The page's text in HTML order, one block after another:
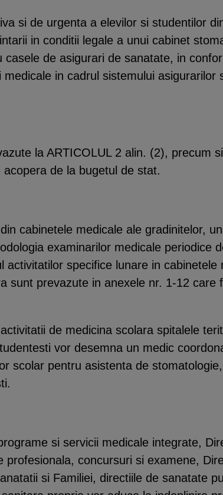
si de urgenta a elevilor si studentilor
in conditii legale a unui cabinet
de asigurari de sanatate, in
in cadrul sistemului
la ARTICOLUL 2 alin. (2), precum
de la bugetul de stat.
cabinetele medicale ale gradinitelor,
examinarilor medicale periodice
specifice lunare in cabinetele
sunt prevazute in anexele nr. 1-12 care
de medicina scolara spitalele
vor desemna un medic
scolar pentru asistenta de
si servicii medicale integrate,
concursuri si examene,
si Familiei, directiile de sanatate